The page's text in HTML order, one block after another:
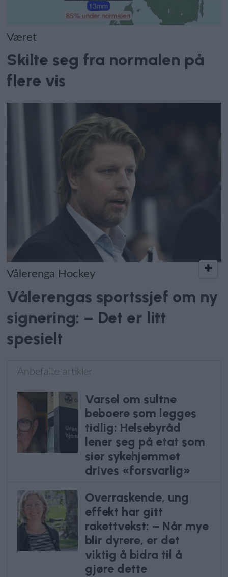
Været
Skilte seg fra normalen på
flere vis
Vålerenga Hockey
Vålerengas sportssjef om ny
signering: – Det er litt
spesielt
Anbefalte artikler
Varsel om sultne
beboere som legges
tidlig: Helsebyråd
lener seg på etat som
sier sykehjemmet
drives «forsvarlig»
Overraskende, ung
effekt har gitt
rakettvekst: – Når mye
blir dyrere, er det
viktig å bidra til å
gjøre dette